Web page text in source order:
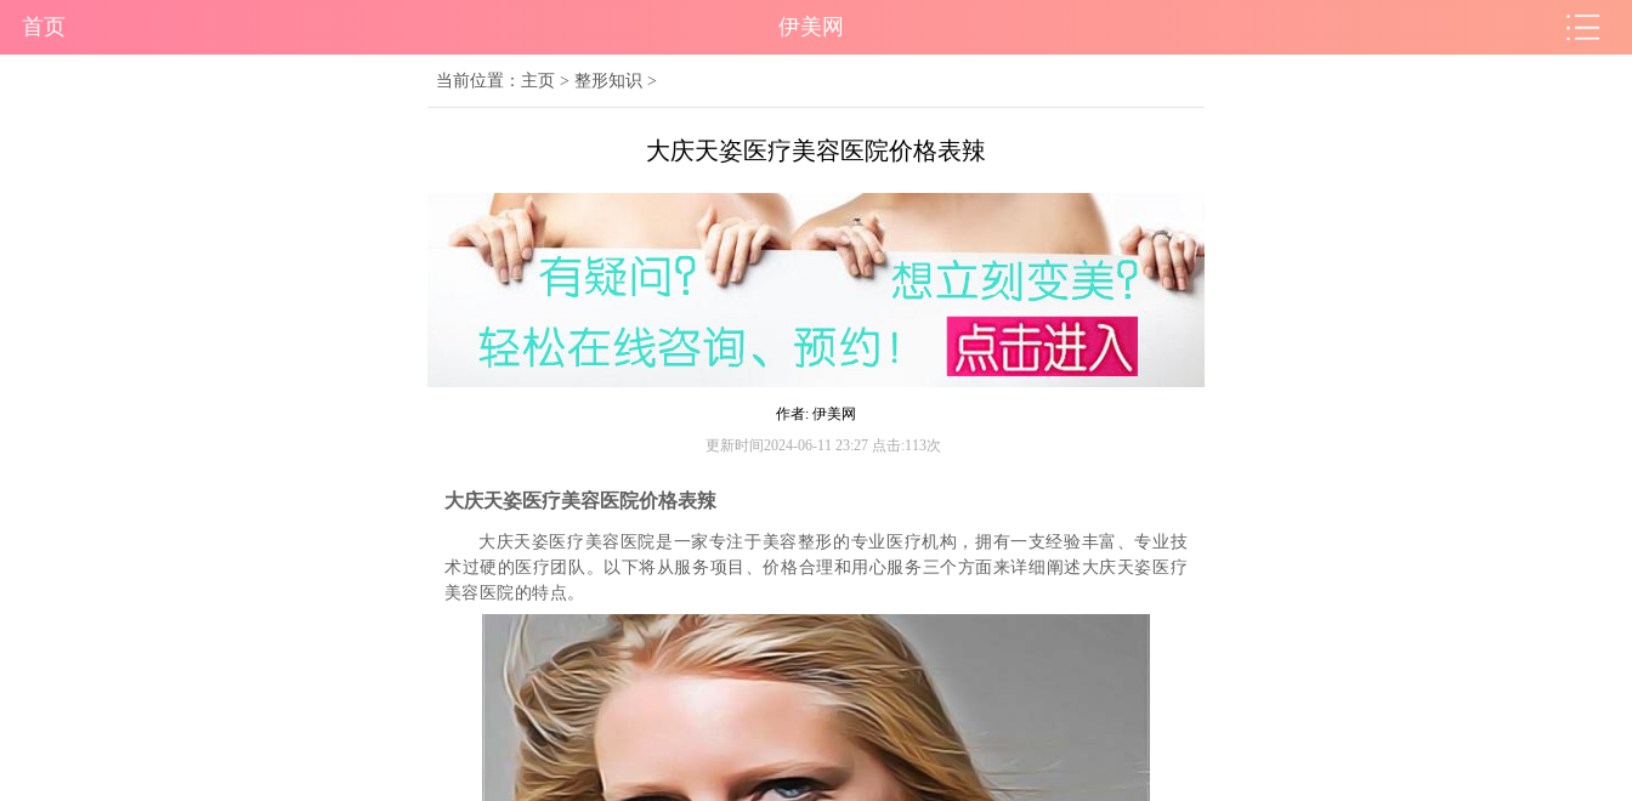
首页 伊美网
当前位置： 主页 >整形知识 >
大庆天姿医疗美容医院价格表辣
作者: 伊美网
更新时间2024-06-11 23:27 点击:113次
大庆天姿医疗美容医院价格表辣
大庆天姿医疗美容医院是一家专注于美容整形的专业医疗机构，拥有一支经验丰富、专业技
术过硬的医疗团队。以下将从服务项目、价格合理和用心服务三个方面来详细阐述大庆天姿医疗
美容医院的特点。